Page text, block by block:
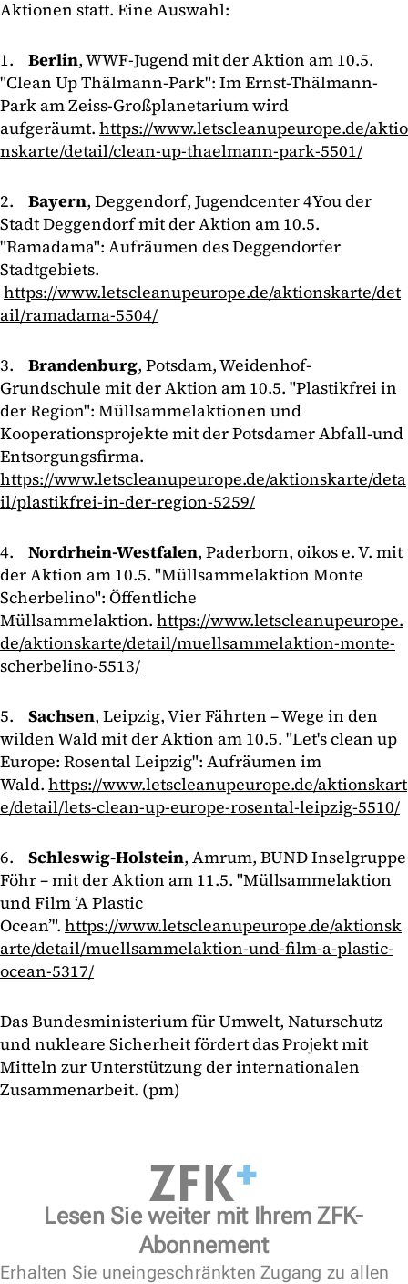
Aktionen statt. Eine Auswahl:
1. Berlin, WWF-Jugend mit der Aktion am 10.5.
"Clean Up Thälmann-Park": Im Ernst-Thälmann-
Park am Zeiss-Großplanetarium wird
aufgeräumt. https://www.letscleanupeurope.de/aktio
nskarte/detail/clean-up-thaelmann-park-5501/
2. Bayern, Deggendorf, Jugendcenter 4You der
Stadt Deggendorf mit der Aktion am 10.5.
"Ramadama": Aufräumen des Deggendorfer
Stadtgebiets.
https://www.letscleanupeurope.de/aktionskarte/det
ail/ramadama-5504/
3. Brandenburg, Potsdam, Weidenhof-
Grundschule mit der Aktion am 10.5. "Plastikfrei in
der Region": Müllsammelaktionen und
Kooperationsprojekte mit der Potsdamer Abfall-und
Entsorgungsfirma.
https://www.letscleanupeurope.de/aktionskarte/deta
il/plastikfrei-in-der-region-5259/
4. Nordrhein-Westfalen, Paderborn, oikos e. V. mit
der Aktion am 10.5. "Müllsammelaktion Monte
Scherbelino": Öffentliche
Müllsammelaktion. https://www.letscleanupeurope.
de/aktionskarte/detail/muellsammelaktion-monte-
scherbelino-5513/
5. Sachsen, Leipzig, Vier Fährten – Wege in den
wilden Wald mit der Aktion am 10.5. "Let's clean up
Europe: Rosental Leipzig": Aufräumen im
Wald. https://www.letscleanupeurope.de/aktionskart
e/detail/lets-clean-up-europe-rosental-leipzig-5510/
6. Schleswig-Holstein, Amrum, BUND Inselgruppe
Föhr – mit der Aktion am 11.5. "Müllsammelaktion
und Film ‘A Plastic
Ocean’". https://www.letscleanupeurope.de/aktionsk
arte/detail/muellsammelaktion-und-film-a-plastic-
ocean-5317/
Das Bundesministerium für Umwelt, Naturschutz
und nukleare Sicherheit fördert das Projekt mit
Mitteln zur Unterstützung der internationalen
Zusammenarbeit. (pm)
Lesen Sie weiter mit Ihrem ZFK-
Abonnement
Erhalten Sie uneingeschränkten Zugang zu allen